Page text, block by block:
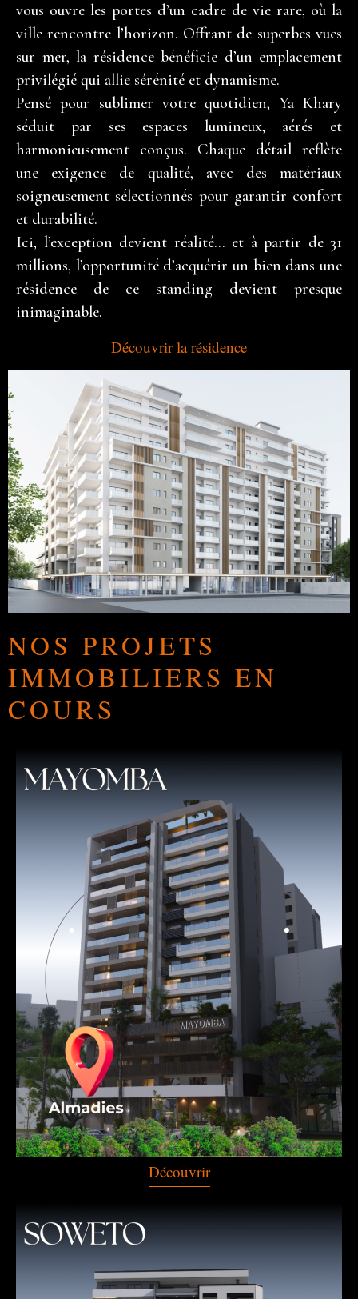
vous ouvre les portes d’un cadre de vie rare, où la
ville rencontre l’horizon. Offrant de superbes vues
sur mer, la résidence bénéficie d’un emplacement
privilégié qui allie sérénité et dynamisme.
Pensé pour sublimer votre quotidien, Ya Khary
séduit par ses espaces lumineux, aérés et
harmonieusement conçus. Chaque détail reflète
une exigence de qualité, avec des matériaux
soigneusement sélectionnés pour garantir confort
et durabilité.
Ici, l’exception devient réalité… et à partir de 31
millions, l’opportunité d’acquérir un bien dans une
résidence de ce standing devient presque
inimaginable.
Découvrir la résidence
NOS PROJETS
IMMOBILIERS EN
COURS
Découvrir